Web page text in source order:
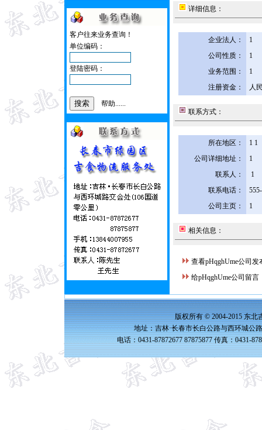
客户往来业务查询！
单位编码：
登陆密码：
帮助......
详细信息：
企业法人：
1
公司性质：
1
业务范围：
1
注册资金：
人
联系方式：
所在地区：
1 1
公司详细地址：
1
联系人：
1
联系电话：
公司主页：
1
相关信息：
查看pHqghUme公司发
给pHqghUme公司留言
版权所有 © 2004-2015 东北
地址：吉林·长春市长白公路与西环城公
电话：0431-87872677 87875877 传真：0431-